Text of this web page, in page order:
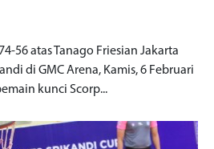
56 atas Tanago Friesian Jakarta
di GMC Arena, Kamis, 6 Februari
kunci Scorp...